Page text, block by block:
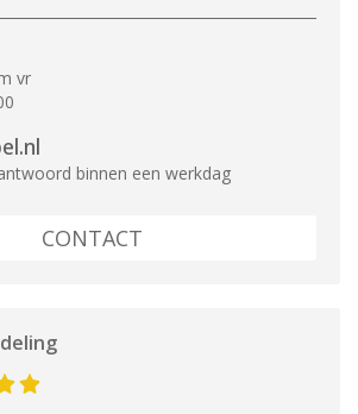
vr
binnen een werkdag
CONTACT